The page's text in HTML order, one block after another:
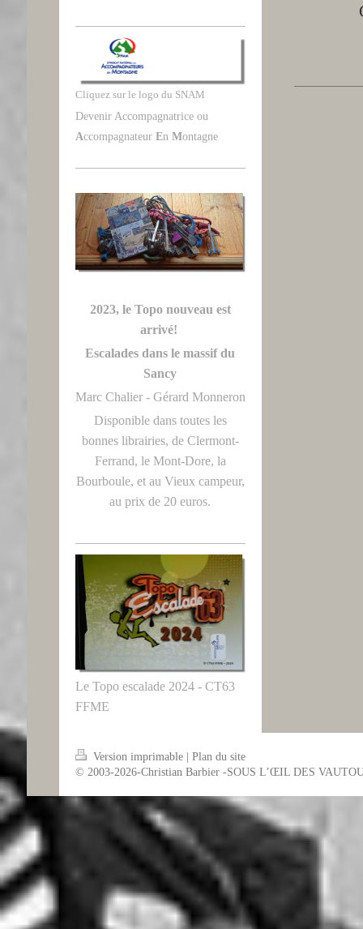
Cliquez sur le logo du SNAM
Devenir Accompagnatrice ou
Accompagnateur En Montagne
2023, le Topo nouveau est
arrivé!
Escalades dans le massif du
Sancy
Marc Chalier - Gérard Monneron
Disponible dans toutes les
bonnes librairies, de Clermont-
Ferrand, le Mont-Dore, la
Bourboule, et au Vieux campeur,
au prix de 20 euros.
Le Topo escalade 2024 - CT63
FFME
Version imprimable
Plan du site
© 2003-2026-Christian Barbier -SOUS L’ŒIL DES